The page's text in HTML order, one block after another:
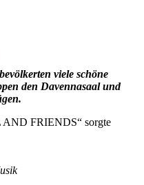
viele schöne
den Davennasaal und
FRIENDS“ sorgte